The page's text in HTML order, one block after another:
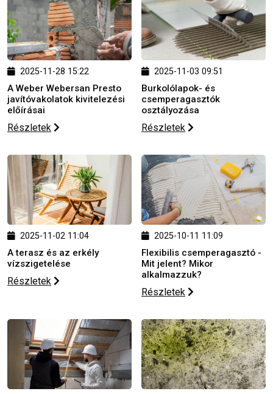
2025-11-28 15:22
A Weber Webersan Presto
javítóvakolatok kivitelezési
előírásai
Részletek
2025-11-03 09:51
Burkolólapok- és
csemperagasztók
osztályozása
Részletek
2025-11-02 11:04
A terasz és az erkély
vízszigetelése
Részletek
2025-10-11 11:09
Flexibilis csemperagasztó -
Mit jelent? Mikor
alkalmazzuk?
Részletek